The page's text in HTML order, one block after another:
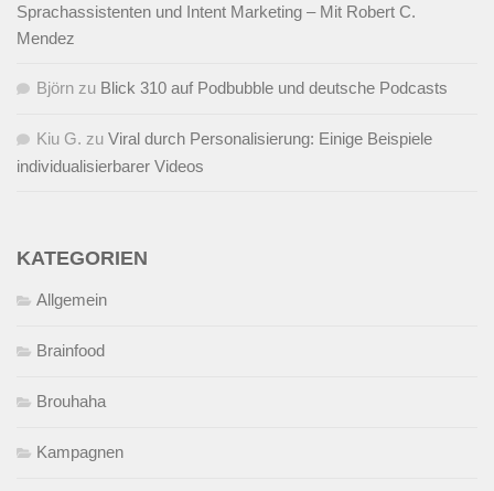
Sprachassistenten und Intent Marketing – Mit Robert C.
Mendez
Björn zu Blick 310 auf Podbubble und deutsche Podcasts
Kiu G. zu Viral durch Personalisierung: Einige Beispiele
individualisierbarer Videos
KATEGORIEN
Allgemein
Brainfood
Brouhaha
Kampagnen